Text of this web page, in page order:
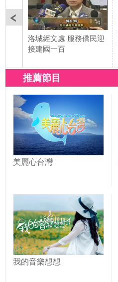
洛城經文處 服務僑民迎
接建國一百
推薦節目
美麗心台灣
我的音樂想想